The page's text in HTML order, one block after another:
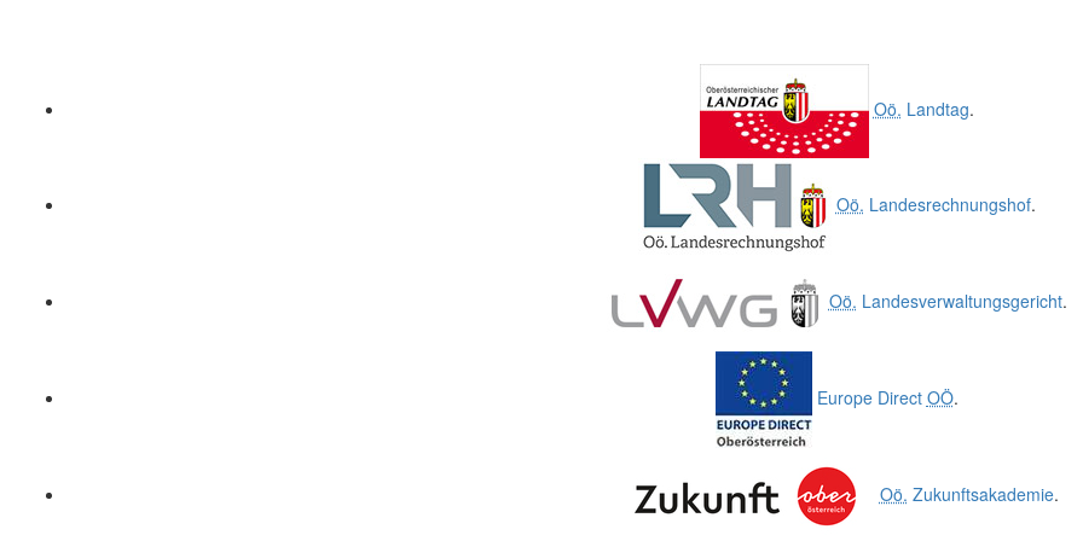
Oö. Landtag.
Oö. Landesrechnungshof.
Oö. Landesverwaltungsgericht.
Europe Direct OÖ.
Oö. Zukunftsakademie.